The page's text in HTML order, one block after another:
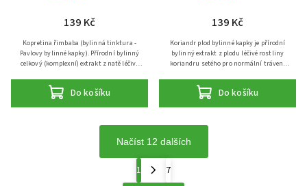
139 Kč
Do košíku
Kopretina řimbaba (bylinná tinktura -
Pavlovy bylinné kapky). Přírodní bylinný
celkový (komplexní) extrakt z natě léčivé
diskomfortu v oblastech...
139 Kč
Do košíku
Koriandr plod bylinné kapky je přírodní
bylinný extrakt z plodu léčivé rostliny
koriandru setého pro normální trávení
normální chuť k jídlu....
Načíst 12 dalších
1
7